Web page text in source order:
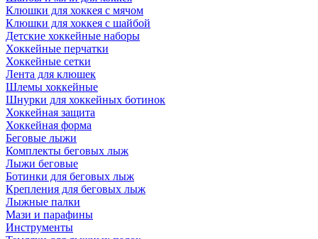
Клюшки для хоккея с мячом
Клюшки для хоккея с шайбой
Детские хоккейные наборы
Хоккейные перчатки
Хоккейные сетки
Лента для клюшек
Шлемы хоккейные
Шнурки для хоккейных ботинок
Хоккейная защита
Хоккейная форма
Беговые лыжи
Комплекты беговых лыж
Лыжи беговые
Ботинки для беговых лыж
Крепления для беговых лыж
Лыжные палки
Мази и парафины
Инструменты